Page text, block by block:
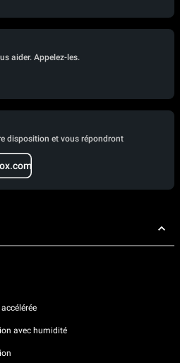
aider. Appelez-les.
disposition et vous répondront
avec humidité